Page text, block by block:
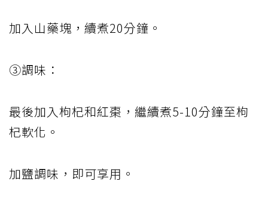
加入山藥塊，續煮20分鐘。
③調味：
最後加入枸杞和紅棗，繼續煮5-10分鐘至枸
杞軟化。
加鹽調味，即可享用。